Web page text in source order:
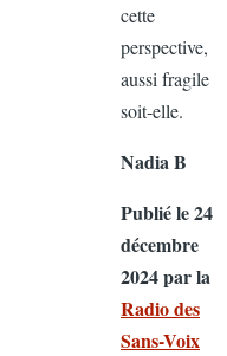
cette
perspective,
aussi
soit‑elle.
Nadia B
Publié le
décembre
2024 par
Radio des
Sans-Voix